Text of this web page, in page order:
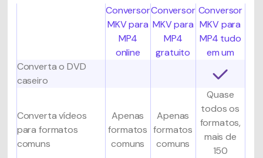
Conversor
MKV para
MP4
online
Conversor
MKV para
MP4
gratuito
Conversor
MKV para
MP4 tudo
em um
Converta o DVD
caseiro
Converta vídeos
para formatos
comuns
Apenas
formatos
comuns
Apenas
formatos
comuns
Quase
todos os
formatos,
mais de
150